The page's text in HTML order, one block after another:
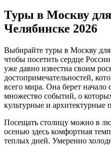
Туры в Москву
Челябинске 2026
Выбирайте туры в Москву
чтобы посетить сердце
уже давно известна своим
достопримечательностей,
всего мира. Она берет начало
множество событий, о
культурные и архитектурные
Посещать столицу можно в
осенью здесь комфортная
теплых дней. Умеренно